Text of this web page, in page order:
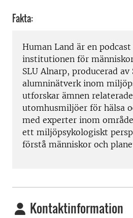
Fakta:
Human Land är en
institutionen för
SLU Alnarp, producerad av
alumninätverk inom
utforskar ämnen
utomhusmiljöer för hälsa
med experter inom
ett miljöpsykologiskt
förstå människor och
Kontaktinformation